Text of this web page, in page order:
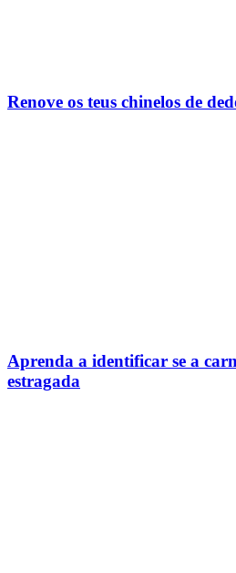
Renove os teus chinelos de
Aprenda a identificar se a
estragada